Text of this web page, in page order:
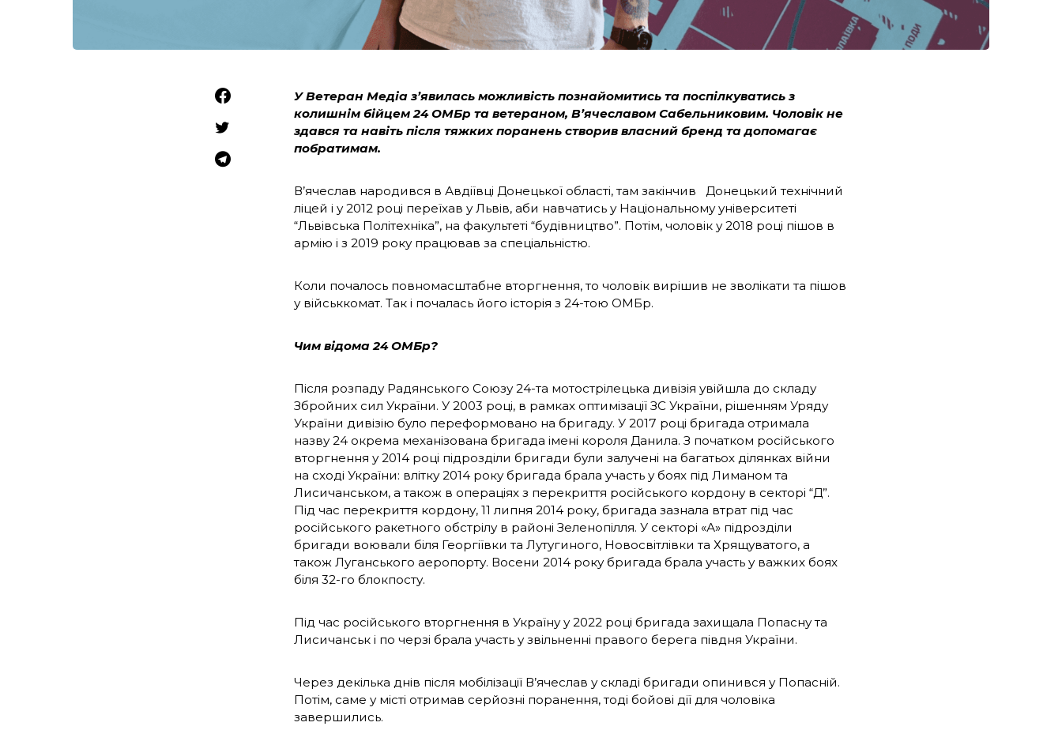
У Ветеран Медіа з’явилась можливість познайомитись та поспілкуватись з
колишнім бійцем 24 ОМБр та ветераном, В’ячеславом Сабельниковим. Чоловік не
здався та навіть після тяжких поранень створив власний бренд та допомагає
побратимам.
В’ячеслав народився в Авдіївці Донецької області, там закінчив Донецький технічний
ліцей і у 2012 році переїхав у Львів, аби навчатись у Національному університеті
“Львівська Політехніка”, на факультеті “будівництво”. Потім, чоловік у 2018 році пішов в
армію і з 2019 року працював за спеціальністю.
Коли почалось повномасштабне вторгнення, то чоловік вирішив не зволікати та пішов
у військкомат. Так і почалась його історія з 24-тою ОМБр.
Чим відома 24 ОМБр?
Після розпаду Радянського Союзу 24-та мотострілецька дивізія увійшла до складу
Збройних сил України. У 2003 році, в рамках оптимізації ЗС України, рішенням Уряду
України дивізію було переформовано на бригаду. У 2017 році бригада отримала
назву 24 окрема механізована бригада імені короля Данила. З початком російського
вторгнення у 2014 році підрозділи бригади були залучені на багатьох ділянках війни
на сході України: влітку 2014 року бригада брала участь у боях під Лиманом та
Лисичанськом, а також в операціях з перекриття російського кордону в секторі “Д”.
Під час перекриття кордону, 11 липня 2014 року, бригада зазнала втрат під час
російського ракетного обстрілу в районі Зеленопілля. У секторі «А» підрозділи
бригади воювали біля Георгіївки та Лутугиного, Новосвітлівки та Хрящуватого, а
також Луганського аеропорту. Восени 2014 року бригада брала участь у важких боях
біля 32-го блокпосту.
Під час російського вторгнення в Україну у 2022 році бригада захищала Попасну та
Лисичанськ і по черзі брала участь у звільненні правого берега півдня України.
Через декілька днів після мобілізації В’ячеслав у складі бригади опинився у Попасній.
Потім, саме у місті отримав серйозні поранення, тоді бойові дії для чоловіка
завершились.